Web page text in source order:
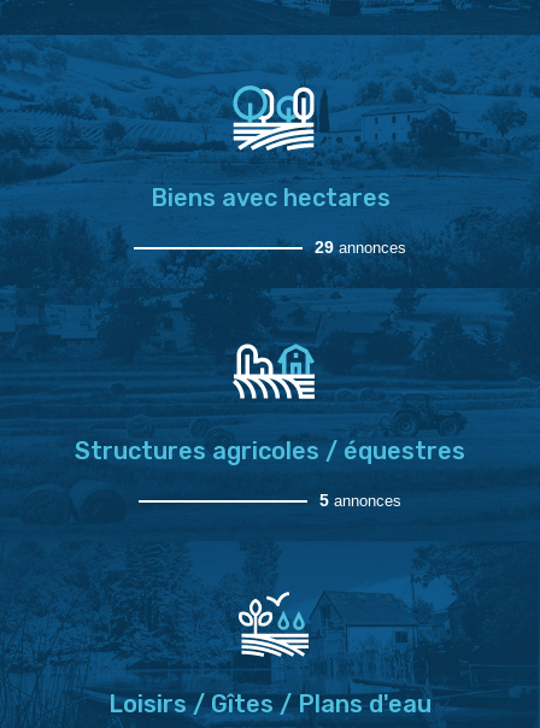
Biens avec hectares
29 annonces
Structures agricoles / équestres
5 annonces
Loisirs / Gîtes / Plans d'eau